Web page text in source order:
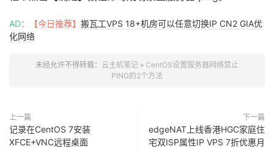
AD： 【今日推荐】 搬瓦工VPS 18+机房可以任意切换IP CN2 GIA优
化网络
未经允许不得转载： 云主机笔记 » CentOS设置服务器网络禁止
PING的2个方法
上一篇
记录在CentOS 7安装
XFCE+VNC远程桌面
下一篇
edgeNAT上线香港HGC家庭住
宅双ISP属性IP VPS 7折优惠月